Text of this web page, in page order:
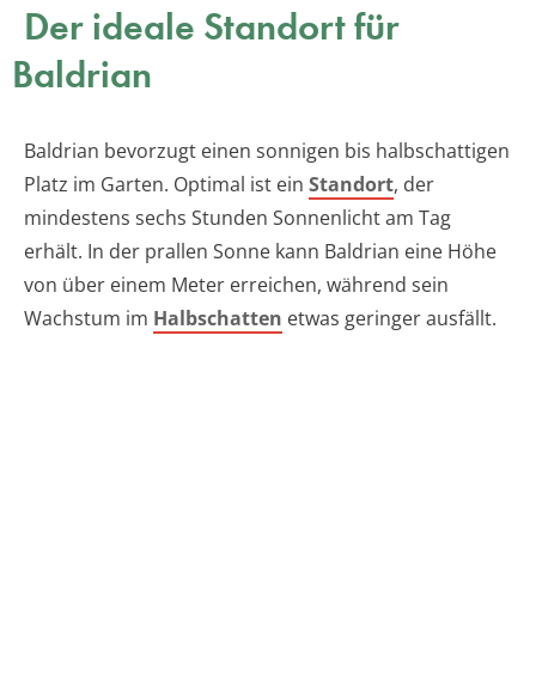
Der ideale Standort für
Baldrian
Baldrian bevorzugt einen sonnigen bis halbschattigen
Platz im Garten. Optimal ist ein Standort, der
mindestens sechs Stunden Sonnenlicht am Tag
erhält. In der prallen Sonne kann Baldrian eine Höhe
von über einem Meter erreichen, während sein
Wachstum im Halbschatten etwas geringer ausfällt.